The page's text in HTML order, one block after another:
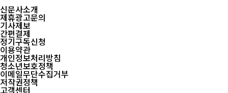
신문사소개
제휴광고문의
기사제보
간편결제
정기구독신청
이용약관
개인정보처리방침
청소년보호정책
이메일무단수집거부
저작권정책
고객센터